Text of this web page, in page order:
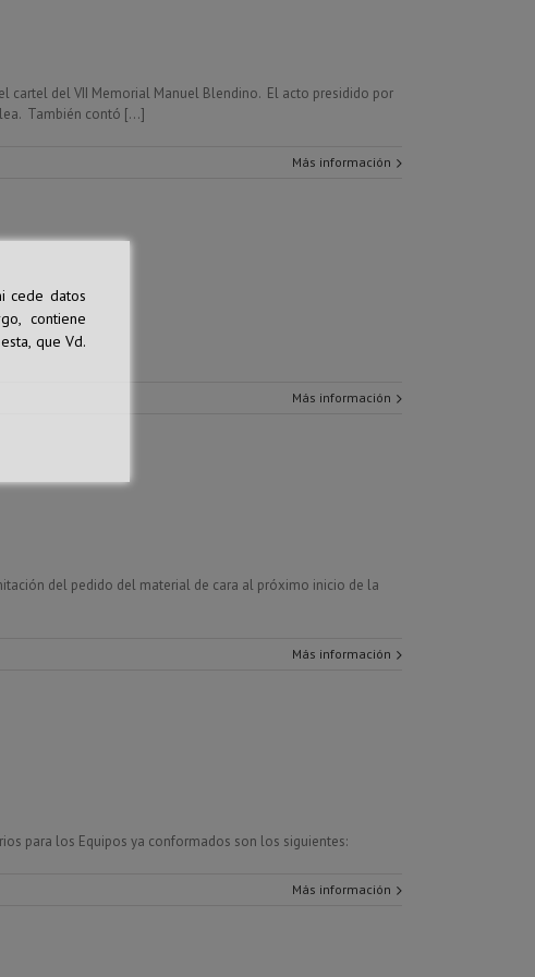
cartel del VII Memorial Manuel Blendino. El acto presidido por
También contó [...]
Más información
Más información
del pedido del material de cara al próximo inicio de la
Más información
para los Equipos ya conformados son los siguientes:
Más información
cede datos
contiene
que Vd.